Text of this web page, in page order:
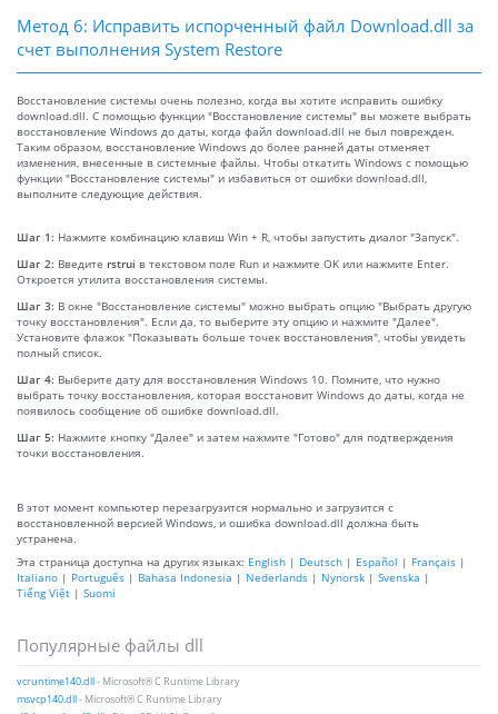
Метод 6: Исправить испорченный файл Download.dll за
счет выполнения System Restore
Восстановление системы очень полезно, когда вы хотите исправить ошибку
download.dll. С помощью функции "Восстановление системы" вы можете выбрать
восстановление Windows до даты, когда файл download.dll не был поврежден.
Таким образом, восстановление Windows до более ранней даты отменяет
изменения, внесенные в системные файлы. Чтобы откатить Windows с помощью
функции "Восстановление системы" и избавиться от ошибки download.dll,
выполните следующие действия.
Шаг 1: Нажмите комбинацию клавиш Win + R, чтобы запустить диалог "Запуск".
Шаг 2: Введите rstrui в текстовом поле Run и нажмите OK или нажмите Enter.
Откроется утилита восстановления системы.
Шаг 3: В окне "Восстановление системы" можно выбрать опцию "Выбрать другую
точку восстановления". Если да, то выберите эту опцию и нажмите "Далее".
Установите флажок "Показывать больше точек восстановления", чтобы увидеть
полный список.
Шаг 4: Выберите дату для восстановления Windows 10. Помните, что нужно
выбрать точку восстановления, которая восстановит Windows до даты, когда не
появилось сообщение об ошибке download.dll.
Шаг 5: Нажмите кнопку "Далее" и затем нажмите "Готово" для подтверждения
точки восстановления.
В этот момент компьютер перезагрузится нормально и загрузится с
восстановленной версией Windows, и ошибка download.dll должна быть
устранена.
Эта страница доступна на других языках: English | Deutsch | Español | Français |
Italiano | Português | Bahasa Indonesia | Nederlands | Nynorsk | Svenska |
Tiếng Việt | Suomi
Популярные файлы dll
vcruntime140.dll- Microsoft® C Runtime Library
msvcp140.dll- Microsoft® C Runtime Library